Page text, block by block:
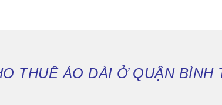
THUÊ ÁO DÀI Ở QUẬN